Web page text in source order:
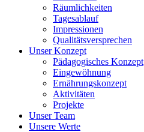
Räumlichkeiten
Tagesablauf
Impressionen
Qualitätsversprechen
Unser Konzept
Pädagogisches Konzept
Eingewöhnung
Ernährungskonzept
Aktivitäten
Projekte
Unser Team
Unsere Werte